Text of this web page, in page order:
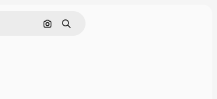
Buscar por imagen
Buscar